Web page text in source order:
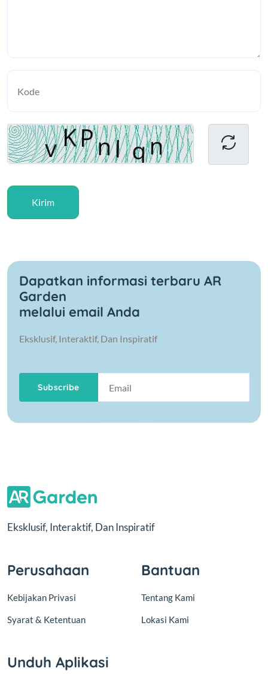
Kirim
Dapatkan informasi terbaru AR
Garden
melalui email Anda
Eksklusif, Interaktif, Dan Inspiratif
Subscribe
Eksklusif, Interaktif, Dan Inspiratif
Perusahaan
Kebijakan Privasi
Syarat & Ketentuan
Bantuan
Tentang Kami
Lokasi Kami
Unduh Aplikasi